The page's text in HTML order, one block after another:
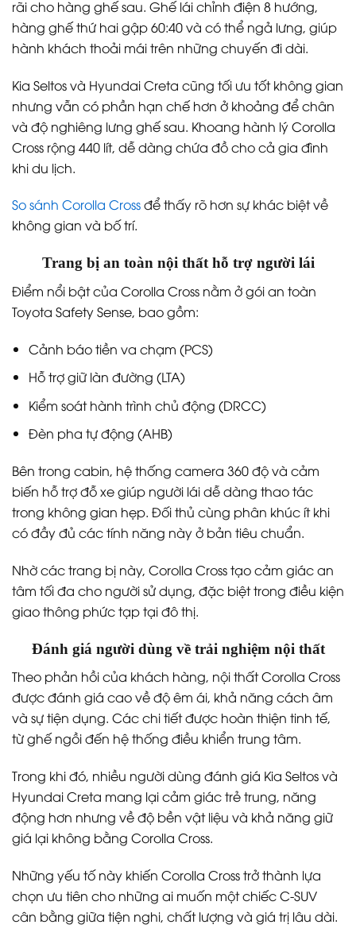
rãi cho hàng ghế sau. Ghế lái chỉnh điện 8 hướng,
hàng ghế thứ hai gập 60:40 và có thể ngả lưng, giúp
hành khách thoải mái trên những chuyến đi dài.
Kia Seltos và Hyundai Creta cũng tối ưu tốt không gian
nhưng vẫn có phần hạn chế hơn ở khoảng để chân
và độ nghiêng lưng ghế sau. Khoang hành lý Corolla
Cross rộng 440 lít, dễ dàng chứa đồ cho cả gia đình
khi du lịch.
So sánh Corolla Crossđể thấy rõ hơn sự khác biệt về
không gian và bố trí.
Trang bị an toàn nội thất hỗ trợ người lái
Điểm nổi bật của Corolla Cross nằm ở gói an toàn
Toyota Safety Sense, bao gồm:
Cảnh báo tiền va chạm (PCS)
Hỗ trợ giữ làn đường (LTA)
Kiểm soát hành trình chủ động (DRCC)
Đèn pha tự động (AHB)
Bên trong cabin, hệ thống camera 360 độ và cảm
biến hỗ trợ đỗ xe giúp người lái dễ dàng thao tác
trong không gian hẹp. Đối thủ cùng phân khúc ít khi
có đầy đủ các tính năng này ở bản tiêu chuẩn.
Nhờ các trang bị này, Corolla Cross tạo cảm giác an
tâm tối đa cho người sử dụng, đặc biệt trong điều kiện
giao thông phức tạp tại đô thị.
Đánh giá người dùng về trải nghiệm nội thất
Theo phản hồi của khách hàng, nội thất Corolla Cross
được đánh giá cao về độ êm ái, khả năng cách âm
và sự tiện dụng. Các chi tiết được hoàn thiện tinh tế,
từ ghế ngồi đến hệ thống điều khiển trung tâm.
Trong khi đó, nhiều người dùng đánh giá Kia Seltos và
Hyundai Creta mang lại cảm giác trẻ trung, năng
động hơn nhưng về độ bền vật liệu và khả năng giữ
giá lại không bằng Corolla Cross.
Những yếu tố này khiến Corolla Cross trở thành lựa
chọn ưu tiên cho những ai muốn một chiếc C-SUV
cân bằng giữa tiện nghi, chất lượng và giá trị lâu dài.